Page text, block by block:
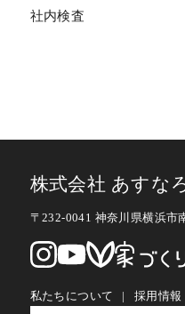
社内検査
株式会社 あすな
〒232-0041 神奈川県横浜市
私たちについて 採用情報